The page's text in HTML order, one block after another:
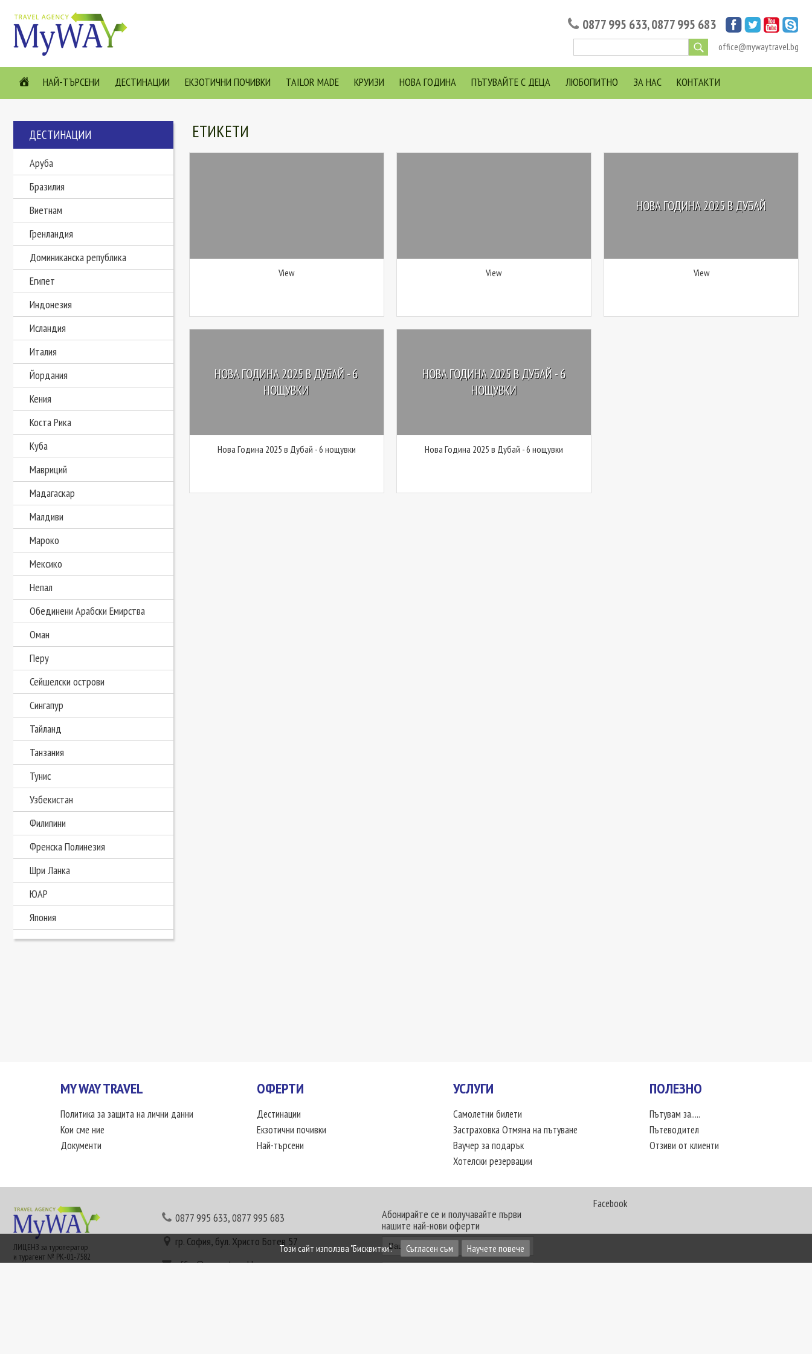
0877 995 633,0877 995 683
office@mywaytravel.bg
НАЙ-ТЪРСЕНИ ДЕСТИНАЦИИ ЕКЗОТИЧНИ ПОЧИВКИ TAILOR MADE КРУИЗИ НОВА ГОДИНА ПЪТУВАЙТЕ С ДЕЦА ЛЮБОПИТНО ЗА НАС КОНТАКТИ
ДЕСТИНАЦИИ
Аруба
Бразилия
Виетнам
Гренландия
Доминиканска република
Египет
Индонезия
Исландия
Италия
Йордания
Кения
Коста Рика
Куба
Мавриций
Мадагаскар
Малдиви
Мароко
Мексико
Непал
Обединени Арабски Емирства
Оман
Перу
Сейшелски острови
Сингапур
Тайланд
Танзания
Тунис
Узбекистан
Филипини
Френска Полинезия
Шри Ланка
ЮАР
Япония
ЕТИКЕТИ
View View
НОВА ГОДИНА 2025 В ДУБАЙ
View
НОВА ГОДИНА 2025 В ДУБАЙ - 6
НОЩУВКИ
Нова Година 2025 в Дубай - 6 нощувки
НОВА ГОДИНА 2025 В ДУБАЙ - 6
НОЩУВКИ
Нова Година 2025 в Дубай - 6 нощувки
MY WAY TRAVEL
Политика за защита на лични данни
Кои сме ние
Документи
ОФЕРТИ
Дестинации
Екзотични почивки
Най-търсени
УСЛУГИ
Самолетни билети
Застраховка Отмяна на пътуване
Ваучер за подарък
Хотелски резервации
ПОЛЕЗНО
Пътувам за.....
Пътеводител
Отзиви от клиенти
ЛИЦЕНЗ за туроператор
и турагент № РК-01-7582
0877 995 633,0877 995 683
гр. София, бул. Христо Ботев 57
office@mywaytravel.bg
Абонирайте се и получавайте първи
нашите най-нови оферти
Facebook
Този сайт използва "Бисквитки". Съгласен съм Научете повече